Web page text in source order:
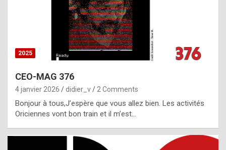
t
o
r
p
e
c
i
2025
CEO-MAG 376
4 janvier 2026 didier_v 2 Comments
Bonjour à tous,J’espère que vous allez bien. Les activités
Oriciennes vont bon train et il m’est…